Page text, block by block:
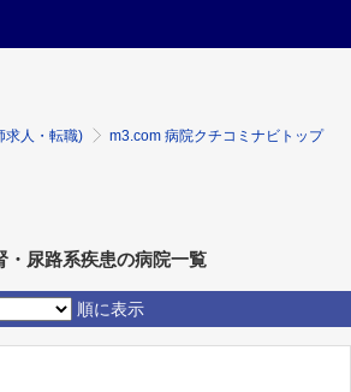
求人・転職)
m3.com 病院クチコミナビトップ
・尿路系疾患の病院一覧
順に表示